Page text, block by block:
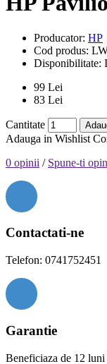
Producator: HP
Cod produs:
Disponibilitate:
99 Lei
83 Lei
Cantitate
Adauga in Wishlist
0 opinii / Spune-ti
Contactati-ne
Telefon: 0741752451
Garantie
Beneficiaza de 12 luni